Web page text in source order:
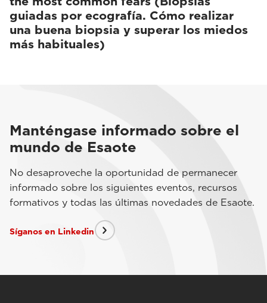
guiadas por ecografía. Cómo realizar
una buena biopsia y superar los miedos
más habituales)
Manténgase informado sobre el
mundo de Esaote
No desaproveche la oportunidad de permanecer
informado sobre los siguientes eventos, recursos
formativos y todas las últimas novedades de Esaote.
Síganos en Linkedin